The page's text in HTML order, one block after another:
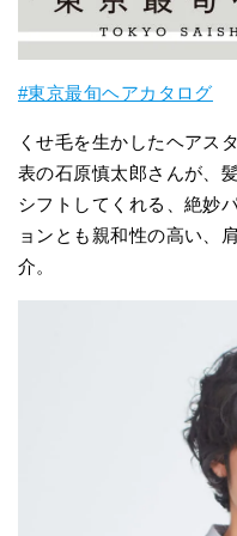
#東京最旬ヘアカタログ
くせ毛を生かしたヘアス
表の石原慎太郎さんが、
シフトしてくれる、絶妙
ョンとも親和性の高い、
介。